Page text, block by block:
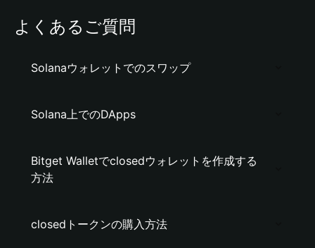
よくあるご質問
Solanaウォレットでのスワップ
Solana上でのDApps
Bitget Walletでclosedウォレットを作成する
方法
closedトークンの購入方法